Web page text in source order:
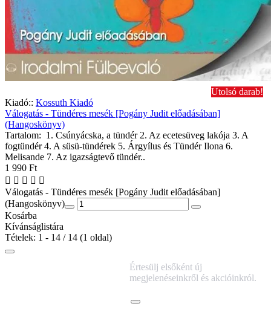
Utolsó darab!
Kiadó:: Kossuth Kiadó
Válogatás - Tündéres mesék [Pogány Judit előadásában]
(Hangoskönyv)
Tartalom: 1. Csúnyácska, a tündér 2. Az ecetesüveg lakója 3. A
fogtündér 4. A süsü-tündérek 5. Árgyílus és Tündér Ilona 6.
Melisande 7. Az igazságtevő tündér..
1 990 Ft
Válogatás - Tündéres mesék [Pogány Judit előadásában]
(Hangoskönyv)
Kosárba
Kívánságlistára
Tételek: 1 - 14 / 14 (1 oldal)
Értesülj elsőként új
megjelenéseinkről és akcióinkról.